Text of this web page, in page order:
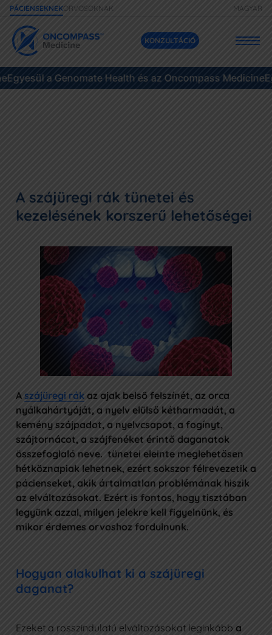
PÁCIENSEKNEKORVOSOKNAK MAGYAR
KONZULTÁCIÓ
Szolgáltatásaink
Gyakori kérdések
IDŐPONTFOGLALÁS
Az Oncompass
info@ocm.hu
Budapest II., Retek utca 34.
Adatkezelési Szabályzat
Pályázatok
Genomate Health és az Oncompass MedicineEgyesül a
A szájüregi rák tünetei és
kezelésének korszerű lehetőségei
A szájüregi rák az ajak belső felszínét, az orca
nyálkahártyáját, a nyelv elülső kétharmadát, a
kemény szájpadot, a nyelvcsapot, a fogínyt,
szájtornácot, a szájfenéket érintő daganatok
összefoglaló neve. tünetei eleinte meglehetősen
hétköznapiak lehetnek, ezért sokszor félrevezetik a
pácienseket, akik ártalmatlan problémának hiszik
az elváltozásokat. Ezért is fontos, hogy tisztában
legyünk azzal, milyen jelekre kell figyelnünk, és
mikor érdemes orvoshoz fordulnunk.
Hogyan alakulhat ki a szájüregi
daganat?
Ezeket a rosszindulatú elváltozásokat leginkább a